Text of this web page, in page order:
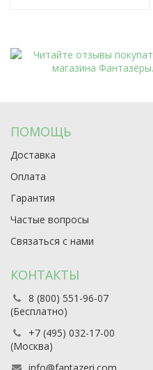
ПОМОЩЬ
Доставка
Оплата
Гарантия
Частые вопросы
Связаться с нами
КОНТАКТЫ
8 (800) 551-96-07
(Бесплатно)
+7 (495) 032-17-00
(Москва)